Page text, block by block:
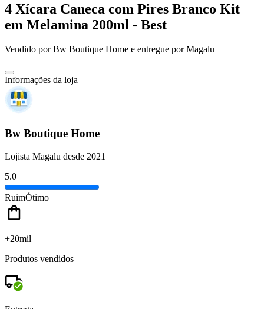
4 Xícara Caneca com Pires Branco Kit
em Melamina 200ml - Best
Vendido porBw Boutique Home e entregue por Magalu
Informações da loja
Bw Boutique Home
Lojista Magalu desde 2021
5.0
RuimÓtimo
+20mil
Produtos vendidos